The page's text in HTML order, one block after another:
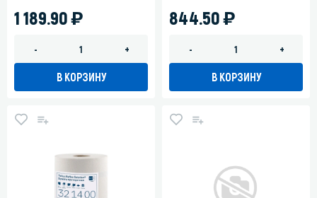
1 189.90)
- +
В КОРЗИНУ
844.50)
- +
В КОРЗИНУ